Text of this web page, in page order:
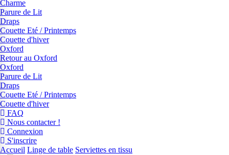
Charme
Parure de Lit
Draps
Couette Eté / Printemps
Couette d'hiver
Oxford
Retour au Oxford
Oxford
Parure de Lit
Draps
Couette Eté / Printemps
Couette d'hiver
FAQ
Nous contacter !
Connexion
S'inscrire
Accueil Linge de table Serviettes en tissu